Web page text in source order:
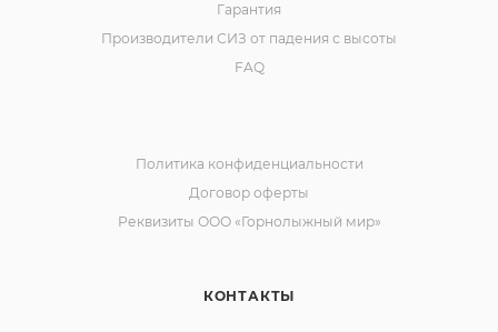
Гарантия
Производители СИЗ от падения с высоты
FAQ
КОНТАКТЫ
Политика конфиденциальности
Договор оферты
Реквизиты ООО «Горнолыжный мир»